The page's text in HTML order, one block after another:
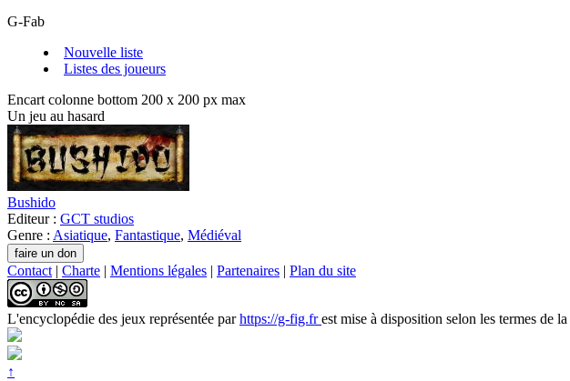
G-Fab
Nouvelle liste
Listes des joueurs
Encart colonne bottom 200 x 200 px max
Un jeu au hasard
Bushido
Editeur : GCT studios
Genre : Asiatique, Fantastique, Médiéval
Contact | Charte | Mentions légales | Partenaires | Plan du site
L'encyclopédie des jeux représentée parhttps://g-fig.frest mise à disposition selon les termes de la
↑